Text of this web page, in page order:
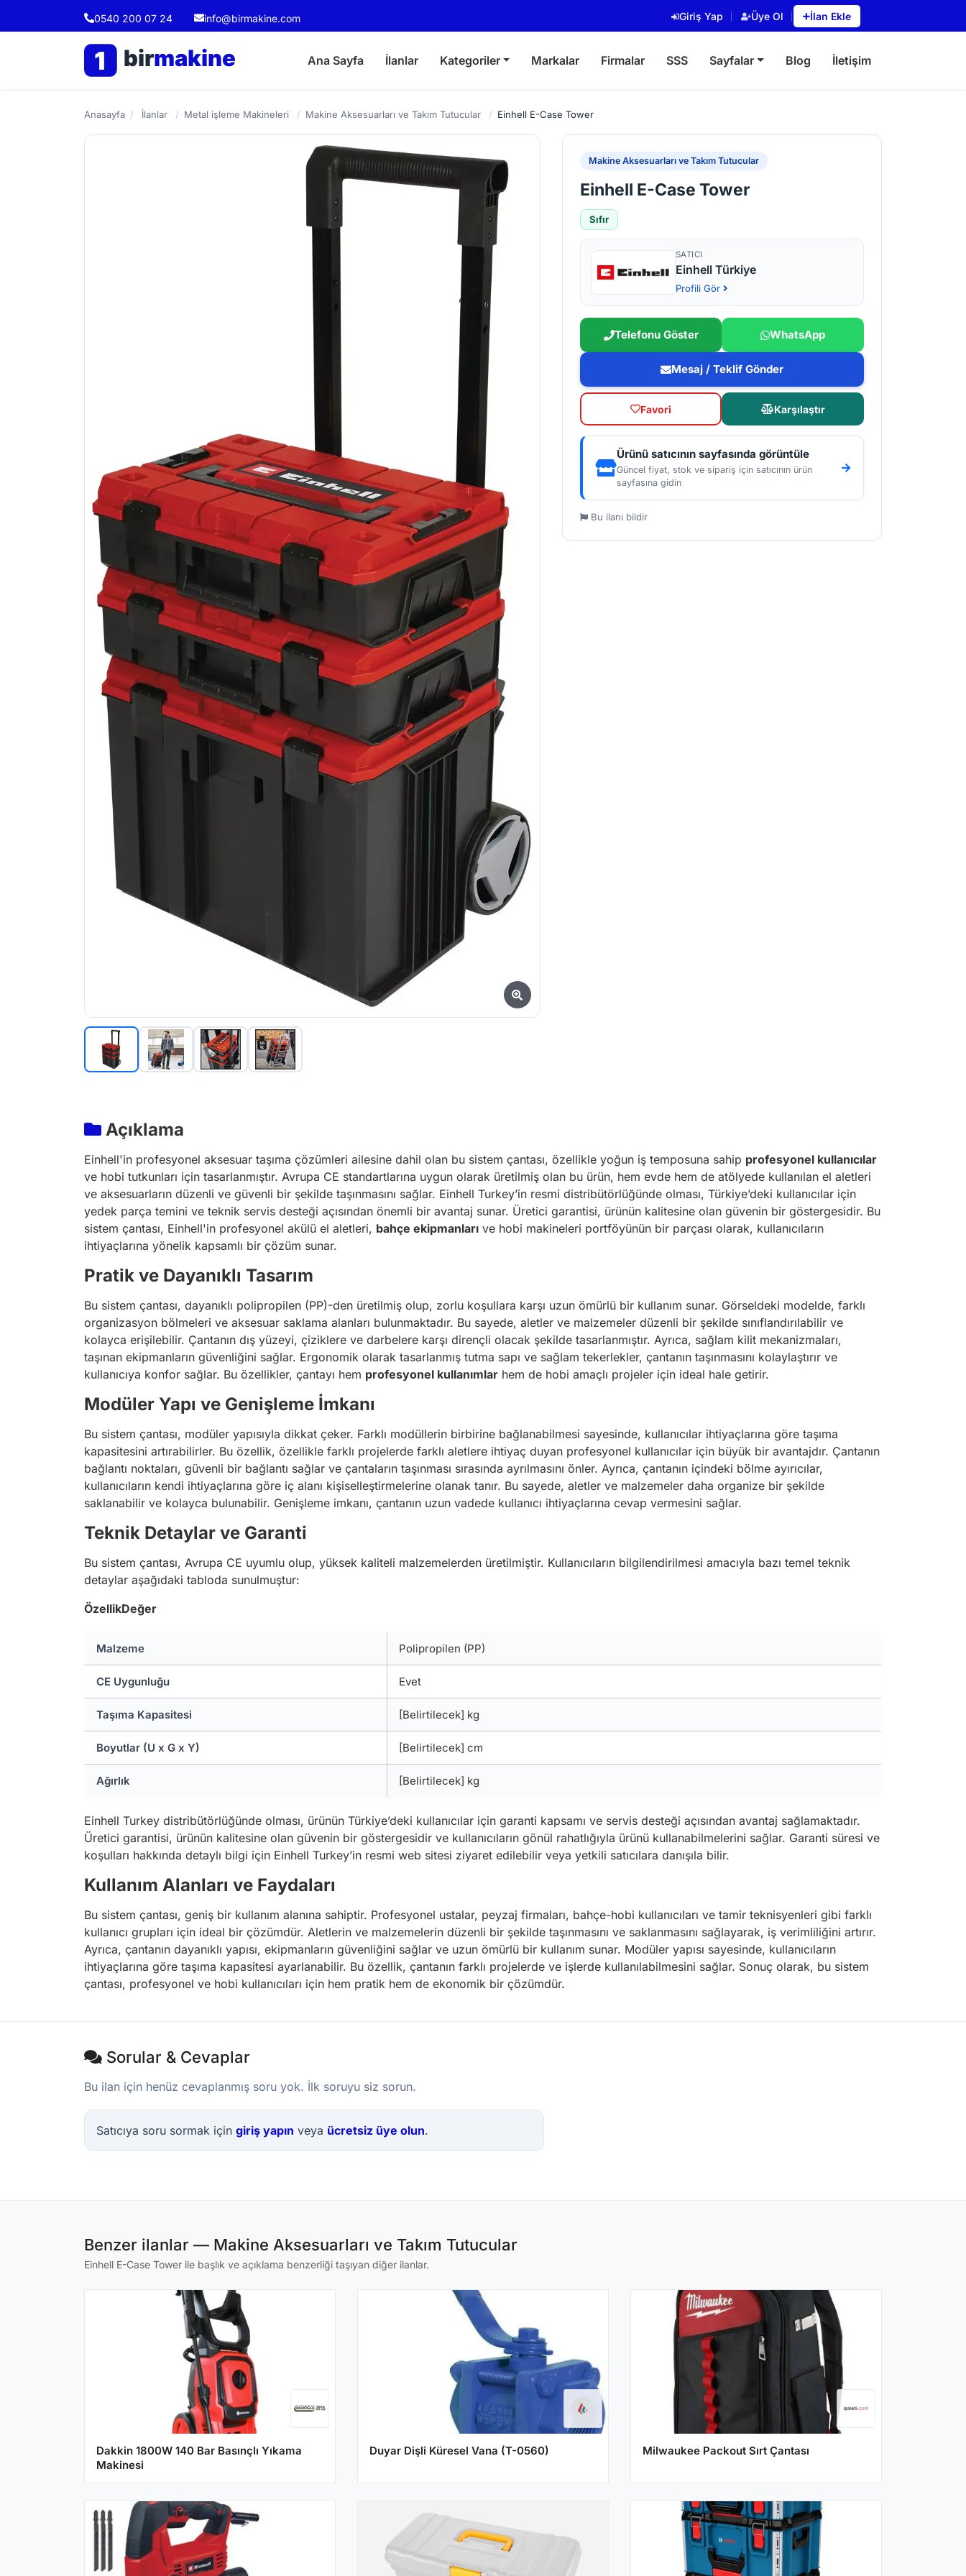
0540 200 07 24 info@birmakine.com Giriş Yap Üye Ol İlan Ekle
1 birmakine Ana Sayfa İlanlar Kategoriler Markalar Firmalar SSS Sayfalar Blog İletişim
Anasayfa / İlanlar / Metal işleme Makineleri / Makine Aksesuarları ve Takım Tutucular / Einhell E-Case Tower
Makine Aksesuarları ve Takım Tutucular
Einhell E-Case Tower
Sıfır
SATICI
Einhell Türkiye
Profili Gör
Telefonu Göster WhatsApp
Mesaj / Teklif Gönder
Favori Karşılaştır
Ürünü satıcının sayfasında görüntüle
Güncel fiyat, stok ve sipariş için satıcının ürün
sayfasına gidin
Bu ilanı bildir
Açıklama
Einhell'in profesyonel aksesuar taşıma çözümleri ailesine dahil olan bu sistem çantası, özellikle yoğun iş temposuna sahip profesyonel kullanıcılar
ve hobi tutkunları için tasarlanmıştır. Avrupa CE standartlarına uygun olarak üretilmiş olan bu ürün, hem evde hem de atölyede kullanılan el aletleri
ve aksesuarların düzenli ve güvenli bir şekilde taşınmasını sağlar. Einhell Turkey’in resmi distribütörlüğünde olması, Türkiye’deki kullanıcılar için
yedek parça temini ve teknik servis desteği açısından önemli bir avantaj sunar. Üretici garantisi, ürünün kalitesine olan güvenin bir göstergesidir. Bu
sistem çantası, Einhell'in profesyonel akülü el aletleri, bahçe ekipmanları ve hobi makineleri portföyünün bir parçası olarak, kullanıcıların
ihtiyaçlarına yönelik kapsamlı bir çözüm sunar.
Pratik ve Dayanıklı Tasarım
Bu sistem çantası, dayanıklı polipropilen (PP)-den üretilmiş olup, zorlu koşullara karşı uzun ömürlü bir kullanım sunar. Görseldeki modelde, farklı
organizasyon bölmeleri ve aksesuar saklama alanları bulunmaktadır. Bu sayede, aletler ve malzemeler düzenli bir şekilde sınıflandırılabilir ve
kolayca erişilebilir. Çantanın dış yüzeyi, çiziklere ve darbelere karşı dirençli olacak şekilde tasarlanmıştır. Ayrıca, sağlam kilit mekanizmaları,
taşınan ekipmanların güvenliğini sağlar. Ergonomik olarak tasarlanmış tutma sapı ve sağlam tekerlekler, çantanın taşınmasını kolaylaştırır ve
kullanıcıya konfor sağlar. Bu özellikler, çantayı hem profesyonel kullanımlar hem de hobi amaçlı projeler için ideal hale getirir.
Modüler Yapı ve Genişleme İmkanı
Bu sistem çantası, modüler yapısıyla dikkat çeker. Farklı modüllerin birbirine bağlanabilmesi sayesinde, kullanıcılar ihtiyaçlarına göre taşıma
kapasitesini artırabilirler. Bu özellik, özellikle farklı projelerde farklı aletlere ihtiyaç duyan profesyonel kullanıcılar için büyük bir avantajdır. Çantanın
bağlantı noktaları, güvenli bir bağlantı sağlar ve çantaların taşınması sırasında ayrılmasını önler. Ayrıca, çantanın içindeki bölme ayırıcılar,
kullanıcıların kendi ihtiyaçlarına göre iç alanı kişiselleştirmelerine olanak tanır. Bu sayede, aletler ve malzemeler daha organize bir şekilde
saklanabilir ve kolayca bulunabilir. Genişleme imkanı, çantanın uzun vadede kullanıcı ihtiyaçlarına cevap vermesini sağlar.
Teknik Detaylar ve Garanti
Bu sistem çantası, Avrupa CE uyumlu olup, yüksek kaliteli malzemelerden üretilmiştir. Kullanıcıların bilgilendirilmesi amacıyla bazı temel teknik
detaylar aşağıdaki tabloda sunulmuştur:
ÖzellikDeğer
Malzeme Polipropilen (PP)
CE Uygunluğu Evet
Taşıma Kapasitesi [Belirtilecek] kg
Boyutlar (U x G x Y) [Belirtilecek] cm
Ağırlık [Belirtilecek] kg
Einhell Turkey distribütörlüğünde olması, ürünün Türkiye’deki kullanıcılar için garanti kapsamı ve servis desteği açısından avantaj sağlamaktadır.
Üretici garantisi, ürünün kalitesine olan güvenin bir göstergesidir ve kullanıcıların gönül rahatlığıyla ürünü kullanabilmelerini sağlar. Garanti süresi ve
koşulları hakkında detaylı bilgi için Einhell Turkey’in resmi web sitesi ziyaret edilebilir veya yetkili satıcılara danışıla bilir.
Kullanım Alanları ve Faydaları
Bu sistem çantası, geniş bir kullanım alanına sahiptir. Profesyonel ustalar, peyzaj firmaları, bahçe-hobi kullanıcıları ve tamir teknisyenleri gibi farklı
kullanıcı grupları için ideal bir çözümdür. Aletlerin ve malzemelerin düzenli bir şekilde taşınmasını ve saklanmasını sağlayarak, iş verimliliğini artırır.
Ayrıca, çantanın dayanıklı yapısı, ekipmanların güvenliğini sağlar ve uzun ömürlü bir kullanım sunar. Modüler yapısı sayesinde, kullanıcıların
ihtiyaçlarına göre taşıma kapasitesi ayarlanabilir. Bu özellik, çantanın farklı projelerde ve işlerde kullanılabilmesini sağlar. Sonuç olarak, bu sistem
çantası, profesyonel ve hobi kullanıcıları için hem pratik hem de ekonomik bir çözümdür.
Sorular & Cevaplar
Bu ilan için henüz cevaplanmış soru yok. İlk soruyu siz sorun.
Satıcıya soru sormak için giriş yapın veya ücretsiz üye olun.
Benzer ilanlar — Makine Aksesuarları ve Takım Tutucular
Einhell E-Case Tower ile başlık ve açıklama benzerliği taşıyan diğer ilanlar.
Dakkin 1800W 140 Bar Basınçlı Yıkama
Makinesi
Duyar Dişli Küresel Vana (T-0560) Milwaukee Packout Sırt Çantası